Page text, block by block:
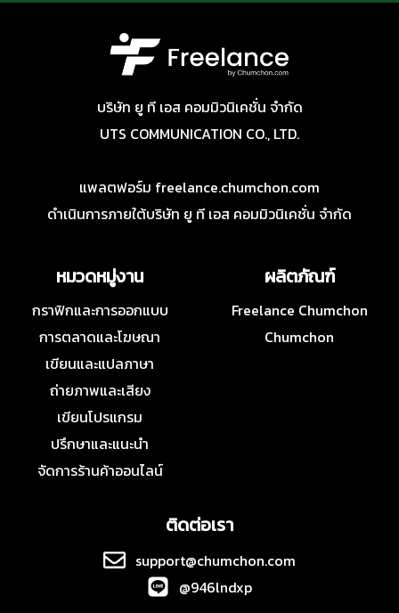
บริษัท ยู ที เอส คอมมิวนิเคชั่น จำกัด
UTS COMMUNICATION CO., LTD.
แพลตฟอร์ม freelance.chumchon.com
ดำเนินการภายใต้บริษัท ยู ที เอส คอมมิวนิเคชั่น จำกัด
หมวดหมู่งาน
กราฟิกและการออกแบบ
การตลาดและโฆษณา
เขียนและแปลภาษา
ถ่ายภาพและเสียง
เขียนโปรแกรม
ปรึกษาและแนะนำ
จัดการร้านค้าออนไลน์
ผลิตภัณฑ์
Freelance Chumchon
Chumchon
ติดต่อเรา
support@chumchon.com
@946lndxp